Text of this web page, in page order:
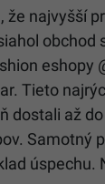
že najvyšší
obchod
eshopy
Tieto
dostali až
Samotný
úspechu.